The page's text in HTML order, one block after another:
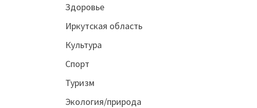
Здоровье
Иркутская область
Культура
Спорт
Туризм
Экология/природа